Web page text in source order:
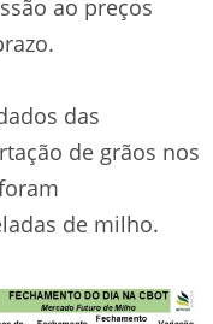
ao preços
das
de grãos nos
de milho.